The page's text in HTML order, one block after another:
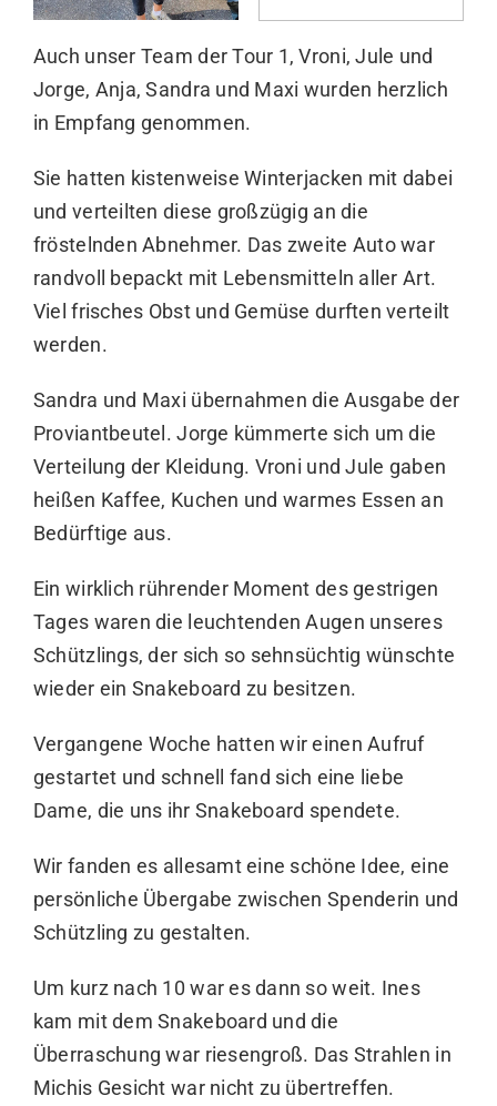
Auch unser Team der Tour 1, Vroni, Jule und
Jorge, Anja, Sandra und Maxi wurden herzlich
in Empfang genommen.
Sie hatten kistenweise Winterjacken mit dabei
und verteilten diese großzügig an die
fröstelnden Abnehmer. Das zweite Auto war
randvoll bepackt mit Lebensmitteln aller Art.
Viel frisches Obst und Gemüse durften verteilt
werden.
Sandra und Maxi übernahmen die Ausgabe der
Proviantbeutel. Jorge kümmerte sich um die
Verteilung der Kleidung. Vroni und Jule gaben
heißen Kaffee, Kuchen und warmes Essen an
Bedürftige aus.
Ein wirklich rührender Moment des gestrigen
Tages waren die leuchtenden Augen unseres
Schützlings, der sich so sehnsüchtig wünschte
wieder ein Snakeboard zu besitzen.
Vergangene Woche hatten wir einen Aufruf
gestartet und schnell fand sich eine liebe
Dame, die uns ihr Snakeboard spendete.
Wir fanden es allesamt eine schöne Idee, eine
persönliche Übergabe zwischen Spenderin und
Schützling zu gestalten.
Um kurz nach 10 war es dann so weit. Ines
kam mit dem Snakeboard und die
Überraschung war riesengroß. Das Strahlen in
Michis Gesicht war nicht zu übertreffen.